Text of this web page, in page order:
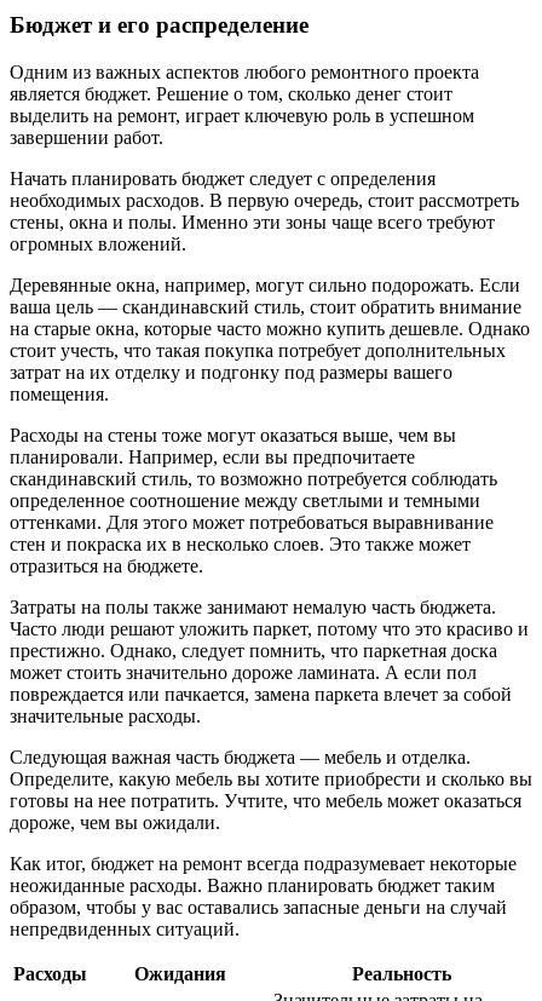
Бюджет и его распределение
Одним из важных аспектов любого ремонтного проекта
является бюджет. Решение о том, сколько денег стоит
выделить на ремонт, играет ключевую роль в успешном
завершении работ.
Начать планировать бюджет следует с определения
необходимых расходов. В первую очередь, стоит рассмотреть
стены, окна и полы. Именно эти зоны чаще всего требуют
огромных вложений.
Деревянные окна, например, могут сильно подорожать. Если
ваша цель — скандинавский стиль, стоит обратить внимание
на старые окна, которые часто можно купить дешевле. Однако
стоит учесть, что такая покупка потребует дополнительных
затрат на их отделку и подгонку под размеры вашего
помещения.
Расходы на стены тоже могут оказаться выше, чем вы
планировали. Например, если вы предпочитаете
скандинавский стиль, то возможно потребуется соблюдать
определенное соотношение между светлыми и темными
оттенками. Для этого может потребоваться выравнивание
стен и покраска их в несколько слоев. Это также может
отразиться на бюджете.
Затраты на полы также занимают немалую часть бюджета.
Часто люди решают уложить паркет, потому что это красиво и
престижно. Однако, следует помнить, что паркетная доска
может стоить значительно дороже ламината. А если пол
повреждается или пачкается, замена паркета влечет за собой
значительные расходы.
Следующая важная часть бюджета — мебель и отделка.
Определите, какую мебель вы хотите приобрести и сколько вы
готовы на нее потратить. Учтите, что мебель может оказаться
дороже, чем вы ожидали.
Как итог, бюджет на ремонт всегда подразумевает некоторые
неожиданные расходы. Важно планировать бюджет таким
образом, чтобы у вас оставались запасные деньги на случай
непредвиденных ситуаций.
Расходы Ожидания
Реальность